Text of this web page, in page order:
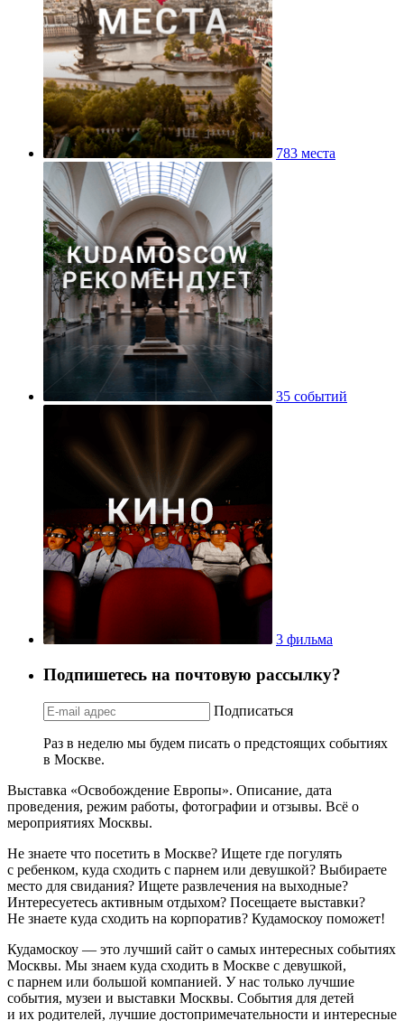
783 места
35 событий
3 фильма
Подпишетесь на почтовую рассылку?
Подписаться
Раз в неделю мы будем писать о предстоящих событиях
в Москве.
Выставка «Освобождение Европы». Описание, дата
проведения, режим работы, фотографии и отзывы. Всё о
мероприятиях Москвы.
Не знаете что посетить в Москве? Ищете где погулять
с ребенком, куда сходить с парнем или девушкой? Выбираете
место для свидания? Ищете развлечения на выходные?
Интересуетесь активным отдыхом? Посещаете выставки?
Не знаете куда сходить на корпоратив? Кудамоскоу поможет!
Кудамоскоу — это лучший сайт о самых интересных событиях
Москвы. Мы знаем куда сходить в Москве с девушкой,
с парнем или большой компанией. У нас только лучшие
события, музеи и выставки Москвы. События для детей
и их родителей, лучшие достопримечательности и интересные